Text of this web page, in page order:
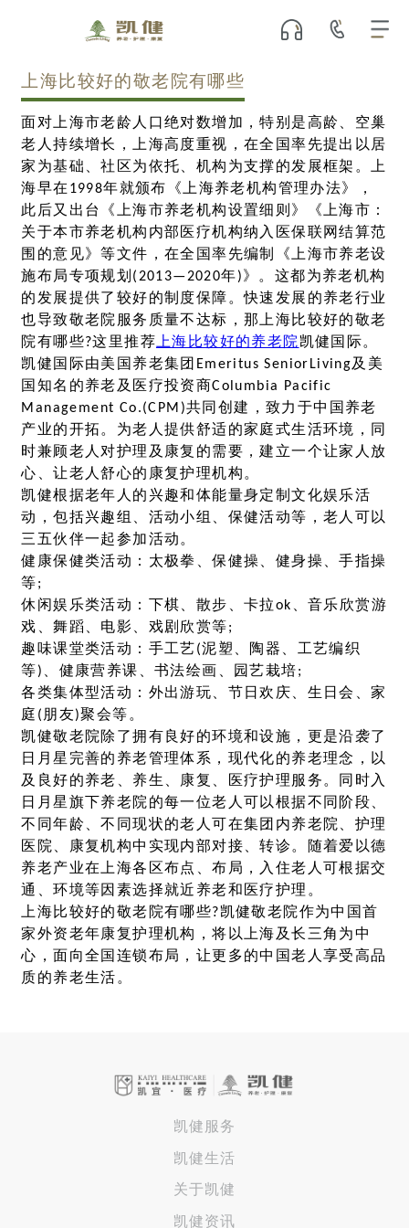
上海比较好的敬老院有哪些
面对上海市老龄人口绝对数增加，特别是高龄、空巢
老人持续增长，上海高度重视，在全国率先提出以居
家为基础、社区为依托、机构为支撑的发展框架。上
海早在1998年就颁布《上海养老机构管理办法》，
此后又出台《上海市养老机构设置细则》《上海市：
关于本市养老机构内部医疗机构纳入医保联网结算范
围的意见》等文件，在全国率先编制《上海市养老设
施布局专项规划(2013—2020年)》。这都为养老机构
的发展提供了较好的制度保障。快速发展的养老行业
也导致敬老院服务质量不达标，那上海比较好的敬老
院有哪些?这里推荐上海比较好的养老院凯健国际。
凯健国际由美国养老集团Emeritus SeniorLiving及美
国知名的养老及医疗投资商Columbia Pacific
Management Co.(CPM)共同创建，致力于中国养老
产业的开拓。为老人提供舒适的家庭式生活环境，同
时兼顾老人对护理及康复的需要，建立一个让家人放
心、让老人舒心的康复护理机构。
凯健根据老年人的兴趣和体能量身定制文化娱乐活
动，包括兴趣组、活动小组、保健活动等，老人可以
三五伙伴一起参加活动。
健康保健类活动：太极拳、保健操、健身操、手指操
等;
休闲娱乐类活动：下棋、散步、卡拉ok、音乐欣赏游
戏、舞蹈、电影、戏剧欣赏等;
趣味课堂类活动：手工艺(泥塑、陶器、工艺编织
等)、健康营养课、书法绘画、园艺栽培;
各类集体型活动：外出游玩、节日欢庆、生日会、家
庭(朋友)聚会等。
凯健敬老院除了拥有良好的环境和设施，更是沿袭了
日月星完善的养老管理体系，现代化的养老理念，以
及良好的养老、养生、康复、医疗护理服务。同时入
日月星旗下养老院的每一位老人可以根据不同阶段、
不同年龄、不同现状的老人可在集团内养老院、护理
医院、康复机构中实现内部对接、转诊。随着爱以德
养老产业在上海各区布点、布局，入住老人可根据交
通、环境等因素选择就近养老和医疗护理。
上海比较好的敬老院有哪些?凯健敬老院作为中国首
家外资老年康复护理机构，将以上海及长三角为中
心，面向全国连锁布局，让更多的中国老人享受高品
质的养老生活。
凯健服务
凯健生活
关于凯健
凯健资讯